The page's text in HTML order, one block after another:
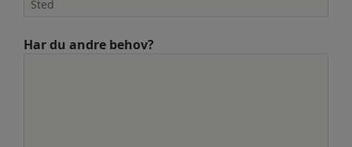
Har du andre behov?